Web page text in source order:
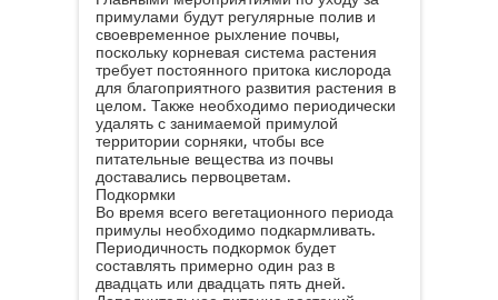
примулами будут регулярные полив и
своевременное рыхление почвы,
поскольку корневая система растения
требует постоянного притока кислорода
для благоприятного развития растения в
целом. Также необходимо периодически
удалять с занимаемой примулой
территории сорняки, чтобы все
питательные вещества из почвы
доставались первоцветам.
Подкормки
Во время всего вегетационного периода
примулы необходимо подкармливать.
Периодичность подкормок будет
составлять примерно один раз в
двадцать или двадцать пять дней.